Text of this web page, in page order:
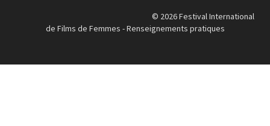
© 2026 Festival International
de Films de Femmes -Renseignements pratiques